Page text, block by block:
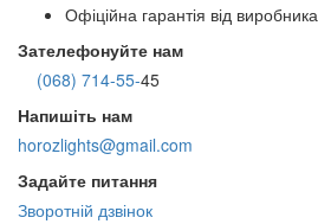
Офіційна гарантія від виробника
Зателефонуйте нам
(068) 714-55-45
Напишіть нам
horozlights@gmail.com
Задайте питання
Зворотній дзвінок